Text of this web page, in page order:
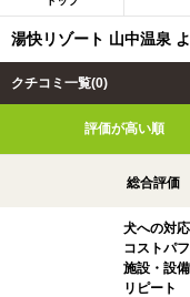
湯快リゾート 山中温泉
クチコミ一覧(0)
評価が高い順
総合評価
犬への対
コストパ
施設・設備
リピート